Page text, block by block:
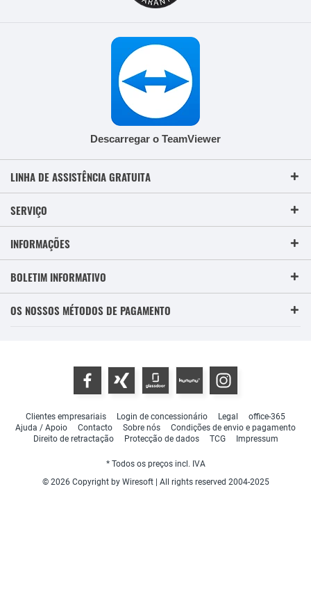
Descarregar o TeamViewer
LINHA DE ASSISTÊNCIA GRATUITA
SERVIÇO
INFORMAÇÕES
BOLETIM INFORMATIVO
OS NOSSOS MÉTODOS DE PAGAMENTO
Clientes empresariais Login de concessionário Legal
office-365
Ajuda / Apoio
Contacto Sobre nós
Condições de envio e pagamento
Direito de retractação
Protecção de dados TCG Impressum
* Todos os preços incl. IVA
© 2026 Copyright by Wiresoft | All rights reserved 2004-2025